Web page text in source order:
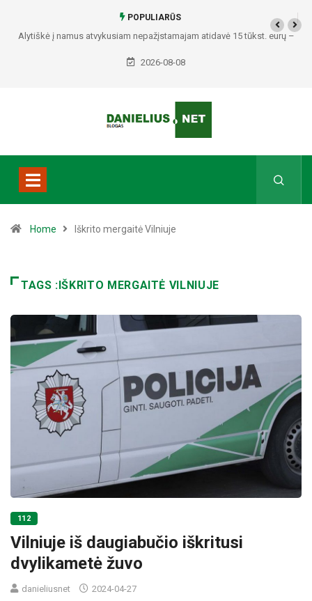
POPULIARŪS
Alytiškė į namus atvykusiam nepažįstamajam atidavė 15 tūkst. eurų –
policija pradėjo tyrimą
2026-08-08
Home Iškrito mergaitė Vilniuje
TAGS :IŠKRITO MERGAITĖ VILNIUJE
112
Vilniuje iš daugiabučio iškritusi
dvylikametė žuvo
danieliusnet 2024-04-27